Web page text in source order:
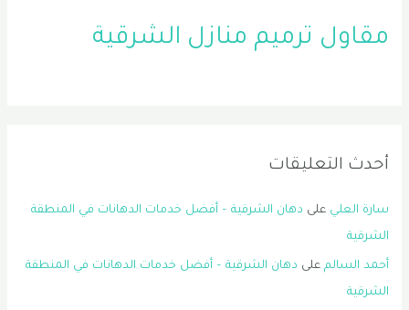
مقاول ترميم منازل الشرقية
أحدث التعليقات
سارة العلي على دهان الشرقية – أفضل خدمات الدهانات في المنطقة
الشرقية
أحمد السالم على دهان الشرقية – أفضل خدمات الدهانات في المنطقة
الشرقية